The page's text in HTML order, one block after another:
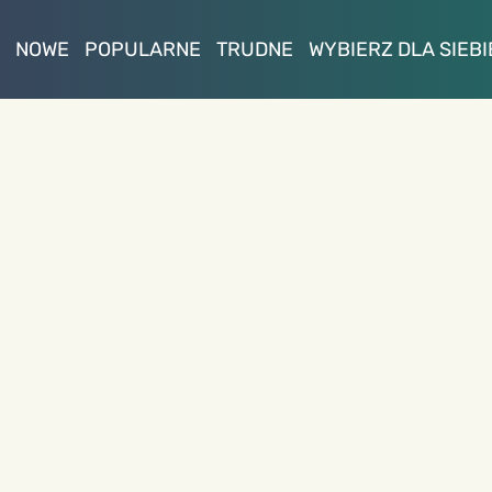
NOWE POPULARNE TRUDNE WYBIERZ DLA